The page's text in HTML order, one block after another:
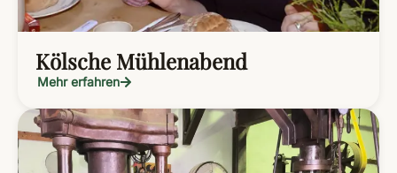
Kölsche Mühlenabend
Mehr erfahren